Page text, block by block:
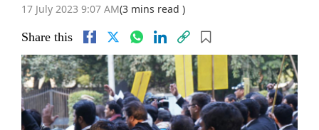
17 July 2023 9:07 AM(3 mins read )
Share this